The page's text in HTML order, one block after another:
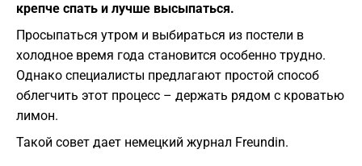
крепче спать и лучше высыпаться.
Просыпаться утром и выбираться из постели в
холодное время года становится особенно трудно.
Однако специалисты предлагают простой способ
облегчить этот процесс – держать рядом с кроватью
лимон.
Такой совет дает немецкий журнал Freundin.